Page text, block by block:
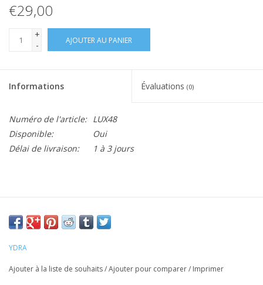
€29,00
+
-
AJOUTER AU PANIER
Informations Évaluations (0)
Numéro de l'article: LUX48
Disponible:
Oui
Délai de livraison:
1 à 3 jours
YDRA
Ajouter à la liste de souhaits/Ajouter pour comparer/ Imprimer